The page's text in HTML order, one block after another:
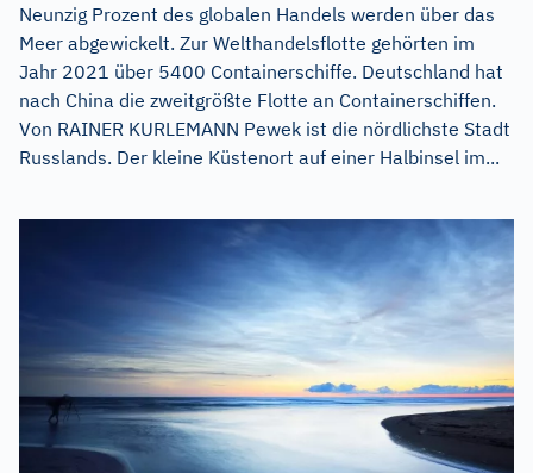
Neunzig Prozent des globalen Handels werden über das
Meer abgewickelt. Zur Welthandelsflotte gehörten im
Jahr 2021 über 5400 Containerschiffe. Deutschland hat
nach China die zweitgrößte Flotte an Containerschiffen.
Von RAINER KURLEMANN Pewek ist die nördlichste Stadt
Russlands. Der kleine Küstenort auf einer Halbinsel im...